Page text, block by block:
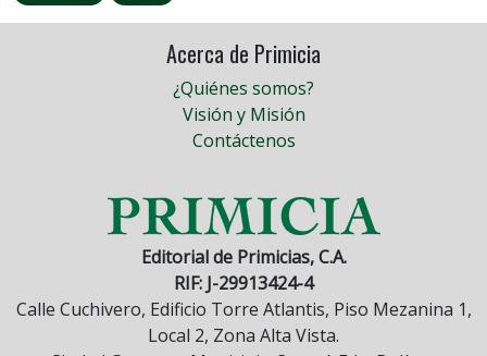
Acerca de Primicia
¿Quiénes somos?
Visión y Misión
Contáctenos
Editorial de Primicias, C.A.
RIF: J-29913424-4
Calle Cuchivero, Edificio Torre Atlantis, Piso Mezanina 1,
Local 2, Zona Alta Vista.